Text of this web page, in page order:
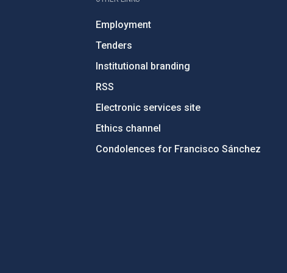
Employment
Tenders
Institutional branding
RSS
Electronic services site
Ethics channel
Condolences for Francisco Sánchez